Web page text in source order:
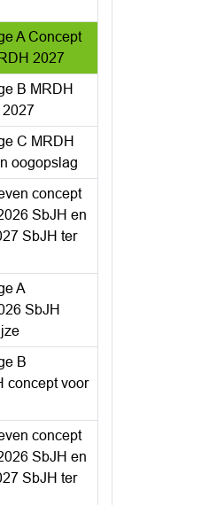
A Concept
2027
B MRDH
2027
C MRDH
oogopslag
concept
SbJH en
SbJH ter
A
SbJH
B
concept voor
concept
SbJH en
SbJH ter